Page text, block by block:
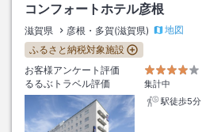
コンフォートホテル彦根
滋賀県 彦根・多賀(滋賀県)
地図
ふるさと納税対象施設
お客様アンケート評価
るるぶトラベル評価
集計中
駅徒歩5分